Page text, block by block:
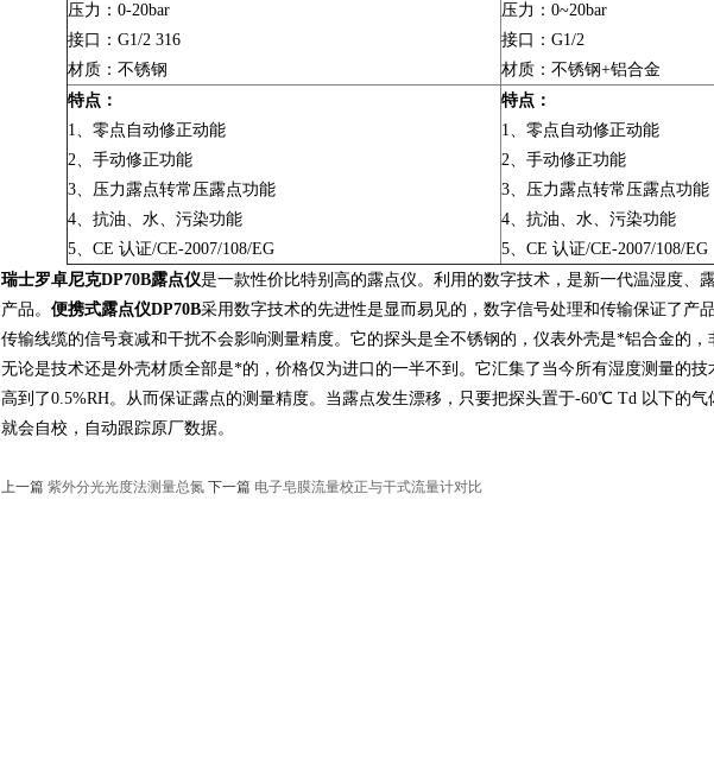
压力：0-20bar
接口：G1/2 316
材质：不锈钢
压力：0~20bar
接口：G1/2
材质：不锈钢+铝合金
特点：
1、零点自动修正动能
2、手动修正功能
3、压力露点转常压露点功能
4、抗油、水、污染功能
5、CE 认证/CE-2007/108/EG
特点：
1、零点自动修正动能
2、手动修正功能
3、压力露点转常压露点功能
4、抗油、水、污染功能
5、CE 认证/CE-2007/108/EG
瑞士罗卓尼克DP70B露点仪是一款性价比特别高的露点仪。利用的数字技术，是新一代温湿度、
产品。 便携式露点仪DP70B采用数字技术的先进性是显而易见的，数字信号处理和传输保证了产
传输线缆的信号衰减和干扰不会影响测量精度。它的探头是全不锈钢的，仪表外壳是*铝合金的，
无论是技术还是外壳材质全部是*的，价格仅为进口的一半不到。它汇集了当今所有湿度测量的技
高到了0.5%RH。从而保证露点的测量精度。当露点发生漂移，只要把探头置于-60℃ Td 以下的气
就会自校，自动跟踪原厂数据。
上一篇 紫外分光光度法测量总氮 下一篇 电子皂膜流量校正与干式流量计对比